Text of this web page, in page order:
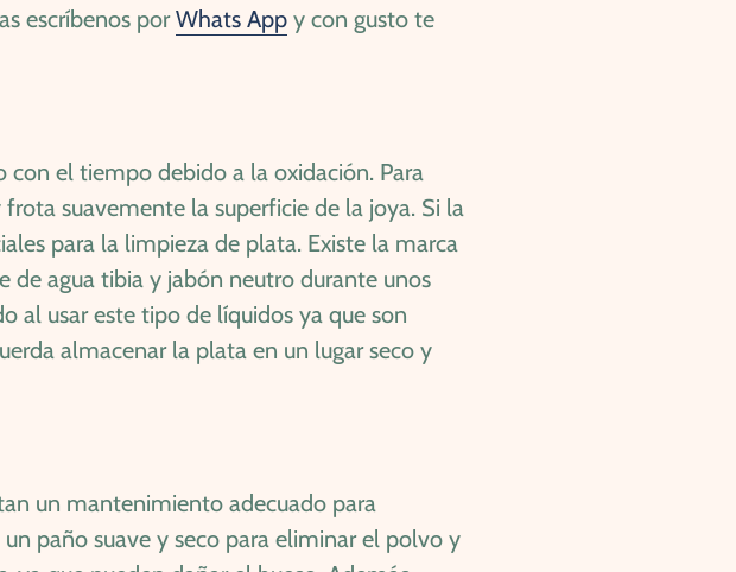
escríbenos por Whats App y con gusto te
el tiempo debido a la oxidación. Para
suavemente la superficie de la joya. Si la
para la limpieza de plata. Existe la marca
de agua tibia y jabón neutro durante unos
al usar este tipo de líquidos ya que son
almacenar la plata en un lugar seco y
un mantenimiento adecuado para
paño suave y seco para eliminar el polvo y